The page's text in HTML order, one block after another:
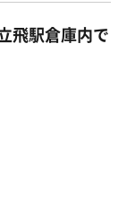
飛駅倉庫内で